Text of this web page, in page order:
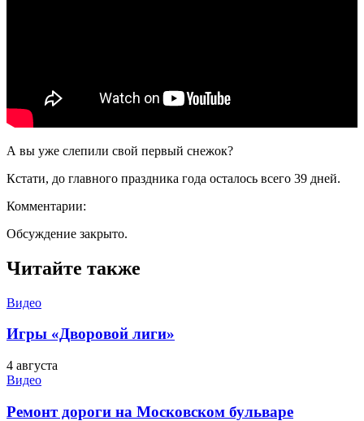
А вы уже слепили свой первый снежок?
Кстати, до главного праздника года осталось всего 39 дней.
Комментарии:
Обсуждение закрыто.
Читайте также
Видео
Игры «Дворовой лиги»
4 августа
Видео
Ремонт дороги на Московском бульваре